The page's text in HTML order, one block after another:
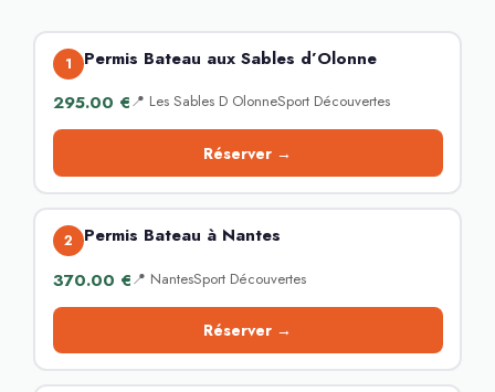
1
Permis Bateau aux Sables d’Olonne
295.00 €📍 Les Sables D OlonneSport Découvertes
Réserver →
2 Permis Bateau à Nantes
370.00 €📍 NantesSport Découvertes
Réserver →